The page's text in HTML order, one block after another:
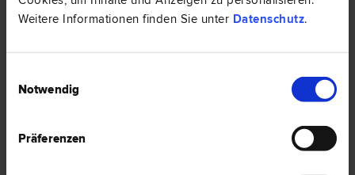
Weitere Informationen finden Sie unter Datenschutz.
Notwendig
Präferenzen
Wie funktioniert die Mediation im Familienunternehmen,
wenn es um Scheidung geht
Tatsache, dass sich in einem Familienunternehmen familiäre und
geschäftliche Komponenten stark vermischen. Wenn zu einer Scheidung